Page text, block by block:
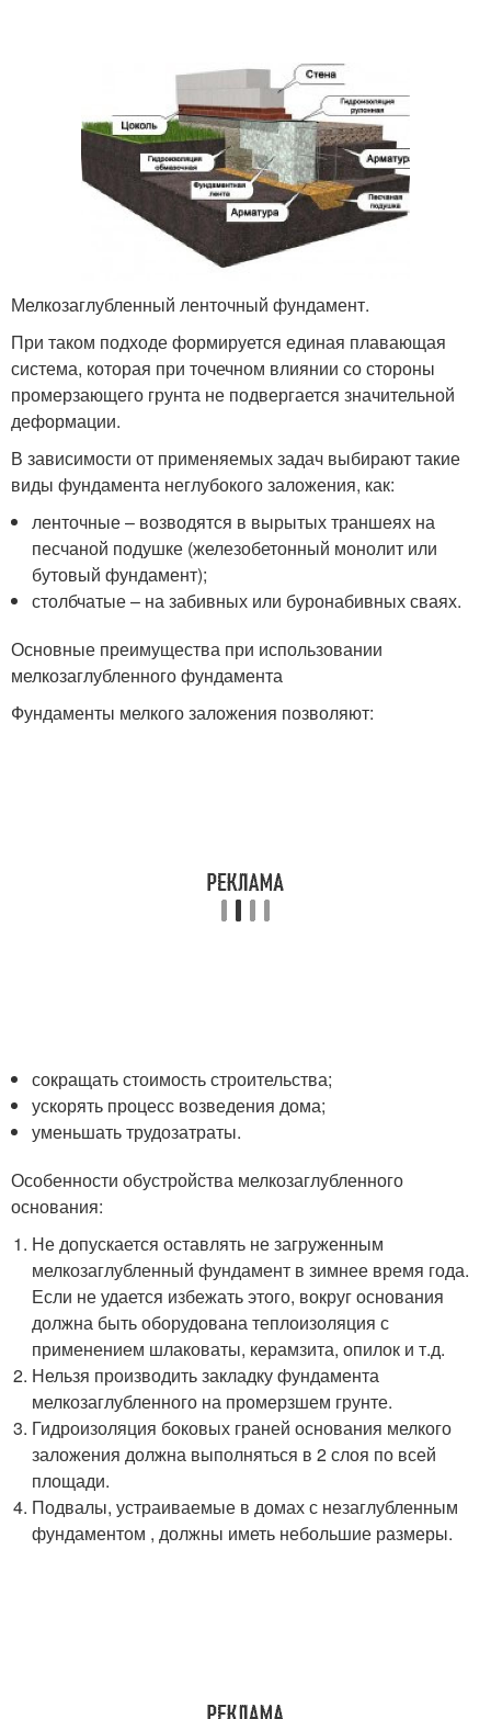
Мелкозаглубленный ленточный фундамент.
При таком подходе формируется единая плавающая
система, которая при точечном влиянии со стороны
промерзающего грунта не подвергается значительной
деформации.
В зависимости от применяемых задач выбирают такие
виды фундамента неглубокого заложения, как:
ленточные – возводятся в вырытых траншеях на
песчаной подушке (железобетонный монолит или
бутовый фундамент);
столбчатые – на забивных или буронабивных сваях.
Основные преимущества при использовании
мелкозаглубленного фундамента
Фундаменты мелкого заложения позволяют:
сокращать стоимость строительства;
ускорять процесс возведения дома;
уменьшать трудозатраты.
Особенности обустройства мелкозаглубленного
основания:
Не допускается оставлять не загруженным
мелкозаглубленный фундамент в зимнее время года.
Если не удается избежать этого, вокруг основания
должна быть оборудована теплоизоляция с
применением шлаковаты, керамзита, опилок и т.д.
Нельзя производить закладку фундамента
мелкозаглубленного на промерзшем грунте.
Гидроизоляция боковых граней основания мелкого
заложения должна выполняться в 2 слоя по всей
площади.
Подвалы, устраиваемые в домах с незаглубленным
фундаментом , должны иметь небольшие размеры.